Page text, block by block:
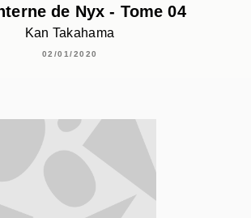
de Nyx - Tome 04
Kan Takahama
02/01/2020